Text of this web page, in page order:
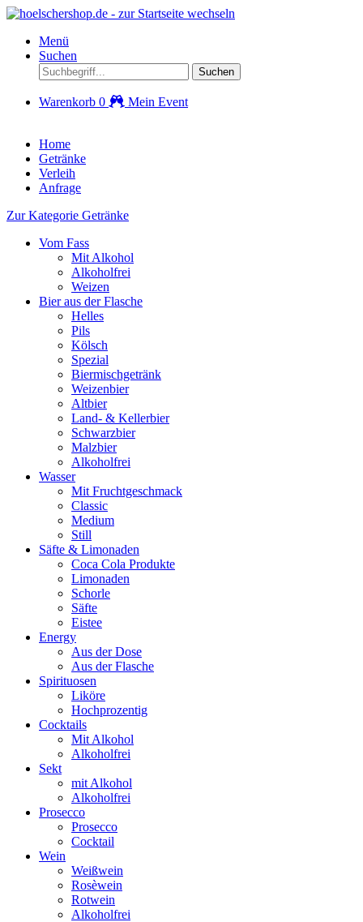
Menü
Suchen
Suchen
Warenkorb 0 Mein Event
Home
Getränke
Verleih
Anfrage
Zur Kategorie Getränke
Vom Fass
Mit Alkohol
Alkoholfrei
Weizen
Bier aus der Flasche
Helles
Pils
Kölsch
Spezial
Biermischgetränk
Weizenbier
Altbier
Land- & Kellerbier
Schwarzbier
Malzbier
Alkoholfrei
Wasser
Mit Fruchtgeschmack
Classic
Medium
Still
Säfte & Limonaden
Coca Cola Produkte
Limonaden
Schorle
Säfte
Eistee
Energy
Aus der Dose
Aus der Flasche
Spirituosen
Liköre
Hochprozentig
Cocktails
Mit Alkohol
Alkoholfrei
Sekt
mit Alkohol
Alkoholfrei
Prosecco
Prosecco
Cocktail
Wein
Weißwein
Rosèwein
Rotwein
Alkoholfrei